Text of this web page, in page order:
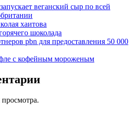
веганский сыр по всей
хаитова
шоколада
pbn для предоставления 50 000
с кофейным мороженым